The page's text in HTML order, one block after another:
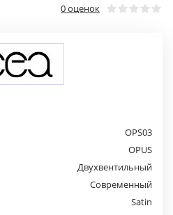
0 оценок
OPS03
OPUS
Двухвентильный
Современный
Satin